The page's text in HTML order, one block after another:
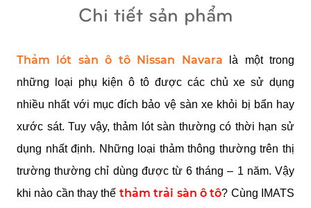
Chi tiết sản phẩm
Thảm lót sàn ô tô Nissan Navara là một trong
những loại phụ kiện ô tô được các chủ xe sử dụng
nhiều nhất với mục đích bảo vệ sàn xe khỏi bị bẩn hay
xước sát. Tuy vậy, thảm lót sàn thường có thời hạn sử
dụng nhất định. Những loại thảm thông thường trên thị
trường thường chỉ dùng được từ 6 tháng – 1 năm. Vậy
khi nào cần thay thế thảm trải sàn ô tô? Cùng IMATS